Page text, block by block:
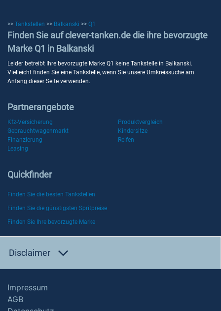
>> Tankstellen >> Balkanski >> Q1
Finden Sie auf clever-tanken.de die ihre bevorzugte
Marke Q1 in Balkanski
Leider betreibt Ihre bevorzugte Marke Q1 keine Tankstelle in Balkanski.
Vielleicht finden Sie eine Tankstelle, wenn Sie unsere Umkreissuche am
Anfang dieser Seite verwenden.
Partnerangebote
Kfz-Versicherung
Produktvergleich
Gebrauchtwagenmarkt
Kindersitze
Finanzierung
Reifen
Leasing
Quickfinder
Finden Sie die besten Tankstellen
Finden Sie die günstigsten Spritpreise
Finden Sie Ihre bevorzugte Marke
Disclaimer
Impressum
AGB